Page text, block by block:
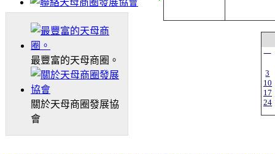
最豐富的天母商圈。
關於天母商圈發展協
會
一
3
10
17
24